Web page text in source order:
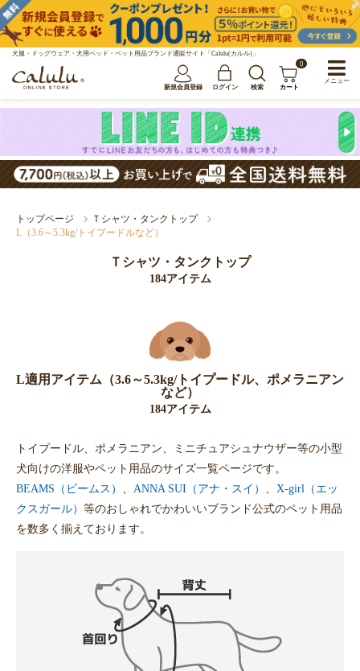
犬服・ドッグウェア・犬用ベッド・ペット用品ブランド通販サイト「Calulu(カルル)」
新規会員登録 ログイン 検索
0
カート
トップページ
Ｔシャツ・タンクトップ
L（3.6～5.3kg/トイプードルなど）
Ｔシャツ・タンクトップ
184アイテム
L適用アイテム（3.6～5.3kg/トイプードル、ポメラニアン
など）
184アイテム
トイプードル、ポメラニアン、ミニチュアシュナウザー等の小型
犬向けの洋服やペット用品のサイズ一覧ページです。
BEAMS（ビームス） 、 ANNA SUI（アナ・スイ） 、 X-girl（エッ
クスガール） 等のおしゃれでかわいいブランド公式のペット用品
を数多く揃えております。
メニュー